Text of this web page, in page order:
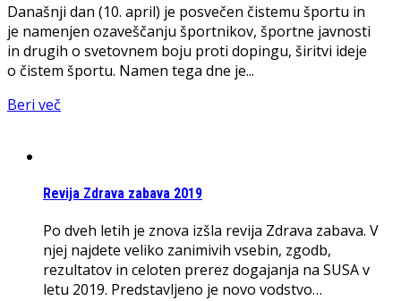
Današnji dan (10. april) je posvečen čistemu športu in
je namenjen ozaveščanju športnikov, športne javnosti
in drugih o svetovnem boju proti dopingu, širitvi ideje
o čistem športu. Namen tega dne je...
Beri več
Revija Zdrava zabava 2019
Po dveh letih je znova izšla revija Zdrava zabava. V
njej najdete veliko zanimivih vsebin, zgodb,
rezultatov in celoten prerez dogajanja na SUSA v
letu 2019. Predstavljeno je novo vodstvo…